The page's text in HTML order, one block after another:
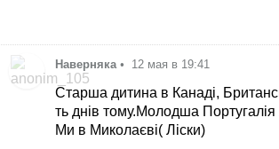
Наверняка • 12 мая в 19:41
Старша дитина в Канаді,
ть днів тому.Молодша
Ми в Миколаєві( Ліски)